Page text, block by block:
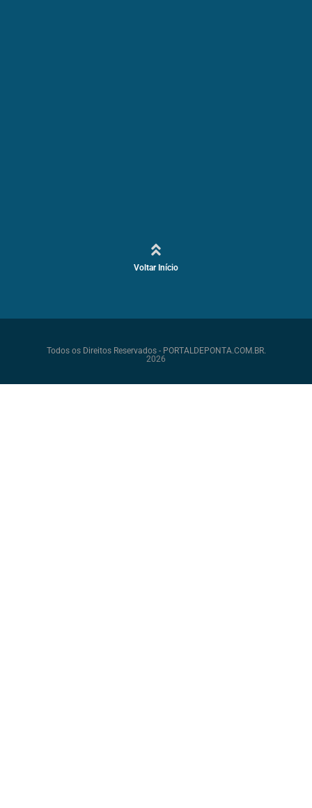
Voltar Início
Todos os Direitos Reservados - PORTALDEPONTA.COM.BR.
2026